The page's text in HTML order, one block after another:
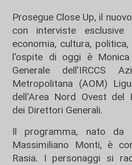
Prosegue Close Up, il
con interviste
economia, cultura,
l'ospite di oggi è Monica
Generale dell’IRCCS
Metropolitana (AOM)
dell'Area Nord Ovest del
dei Direttori Generali.
Il programma, nato da
Massimiliano Monti, è
Rasia. I personaggi si